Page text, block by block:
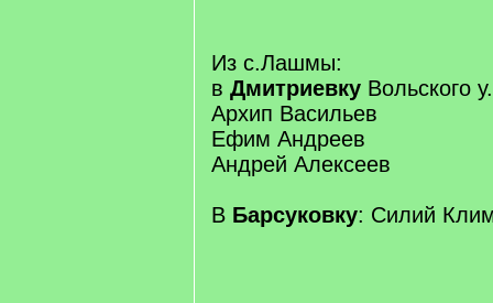
Из с.Лашмы:
в Дмитриевку Вольского
Архип Васильев
Ефим Андреев
Андрей Алексеев
В Барсуковку: Силий